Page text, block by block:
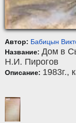
Автор: Бабицын
Название: Дом в
Н.И. Пирогов
Описание: 1983г.,